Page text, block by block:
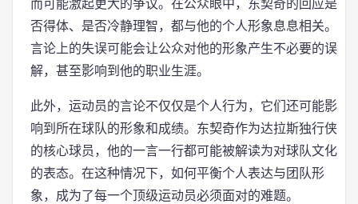
而可能激起更大的争议。在公众眼中，东契奇的回应是
否得体、是否冷静理智，都与他的个人形象息息相关。
言论上的失误可能会让公众对他的形象产生不必要的误
解，甚至影响到他的职业生涯。
此外，运动员的言论不仅仅是个人行为，它们还可能影
响到所在球队的形象和成绩。东契奇作为达拉斯独行侠
的核心球员，他的一言一行都可能被解读为对球队文化
的表态。在这种情况下，如何平衡个人表达与团队形
象，成为了每一个顶级运动员必须面对的难题。